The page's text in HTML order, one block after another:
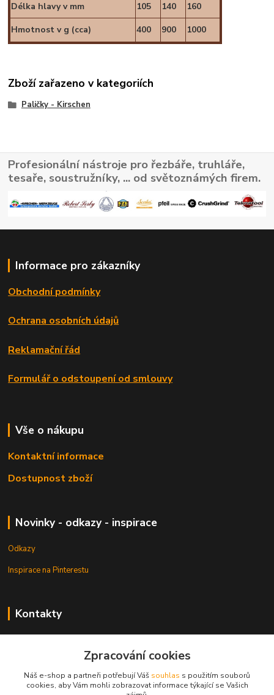
Délka hlavy v mm 105 140
160
Hmotnost v g (cca)
400 900 1000
Zboží zařazeno v kategoriích
Paličky - Kirschen
Profesionální nástroje pro řezbáře, truhláře,
tesaře, soustružníky, ... od světoznámých firem.
Informace pro zákazníky
Obchodní podmínky
Ochrana osobních údajů
Reklamační řád
Formulář o odstoupení od smlouvy
Vše o nákupu
Kontaktní informace
Dostupnost zboží
Novinky - odkazy - inspirace
Odkazy
Inspirace na Pinterestu
Kontakty
Petr Pešek
+420 608 835 880
info@dlata.eu
Zpracování cookies
Náš e-shop a partneři potřebují Váš souhlas s použitím souborů
cookies, aby Vám mohli zobrazovat informace týkající se Vašich